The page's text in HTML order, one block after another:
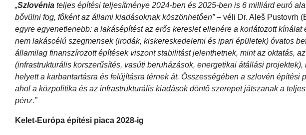
„Szlovénia teljes építési teljesítménye 2024-ben és 2025-ben is 6 milliárd euró
bővülni fog, főként az állami kiadásoknak köszönhetően”– véli Dr. Aleš Pustovrh
egyre egyenetlenebb: a lakásépítést az erős kereslet ellenére a korlátozott
nem lakáscélú szegmensek (irodák, kiskereskedelemi és ipari épületek) óvatos
államilag finanszírozott építések viszont stabilitást jelenthetnek, mint az oktatás,
(infrastrukturális korszerűsítés, vasúti beruházások, energetikai átállási
helyett a karbantartásra és felújításra térnek át. Összességében a szlovén építési
ahol a közpolitika és az infrastrukturális kiadások döntő szerepet játszanak a
pénz.”
Kelet-Európa építési piaca 2028-ig